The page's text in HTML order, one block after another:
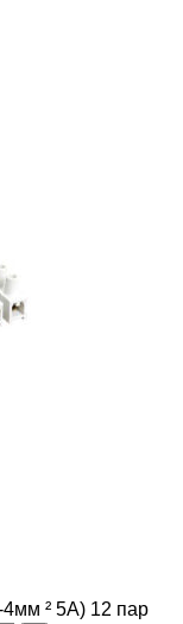
² 5А) 12 пар